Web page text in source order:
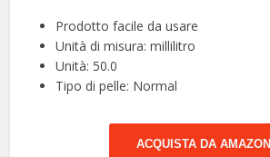
Prodotto facile da usare
Unità di misura: millilitro
Unità: 50.0
Tipo di pelle: Normal
ACQUISTA DA AMAZON